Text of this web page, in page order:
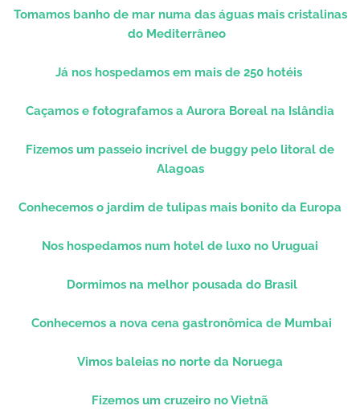
Tomamos banho de mar numa das águas mais cristalinas
do Mediterrâneo
Já nos hospedamos em mais de 250 hotéis
Caçamos e fotografamos a Aurora Boreal na Islândia
Fizemos um passeio incrível de buggy pelo litoral de
Alagoas
Conhecemos o jardim de tulipas mais bonito da Europa
Nos hospedamos num hotel de luxo no Uruguai
Dormimos na melhor pousada do Brasil
Conhecemos a nova cena gastronômica de Mumbai
Vimos baleias no norte da Noruega
Fizemos um cruzeiro no Vietnã